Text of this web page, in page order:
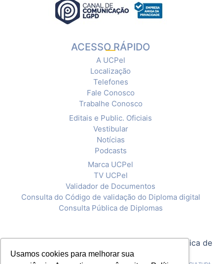
Usamos cookies para melhorar sua
ACESSO RÁPIDO
A UCPel
Localização
Telefones
Fale Conosco
Trabalhe Conosco
Editais e Public. Oficiais
Vestibular
Notícias
Podcasts
Marca UCPel
TV UCPel
Validador de Documentos
Consulta do Código de validação do Diploma digital
Consulta Pública de Diplomas
Política de
Privacidade